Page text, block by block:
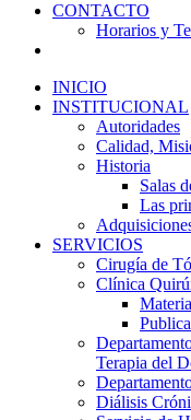
CONTACTO
Horarios y
INICIO
INSTITUCIONAL
Autoridades
Calidad,
Historia
Salas
Las
SERVICIOS
Cirugía de
Clínica
Terapia del
Diálisis